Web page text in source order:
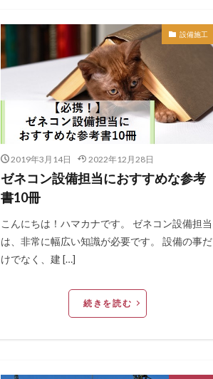
設備施工
2019年3月14日 2022年12月28日
ゼネコン設備担当におすすめな参考
書10冊
こんにちは！ハマカナです。 ゼネコン設備担当
は、非常に幅広い知識が必要です。 設備の事だ
けでなく、建 […]
続きを読む